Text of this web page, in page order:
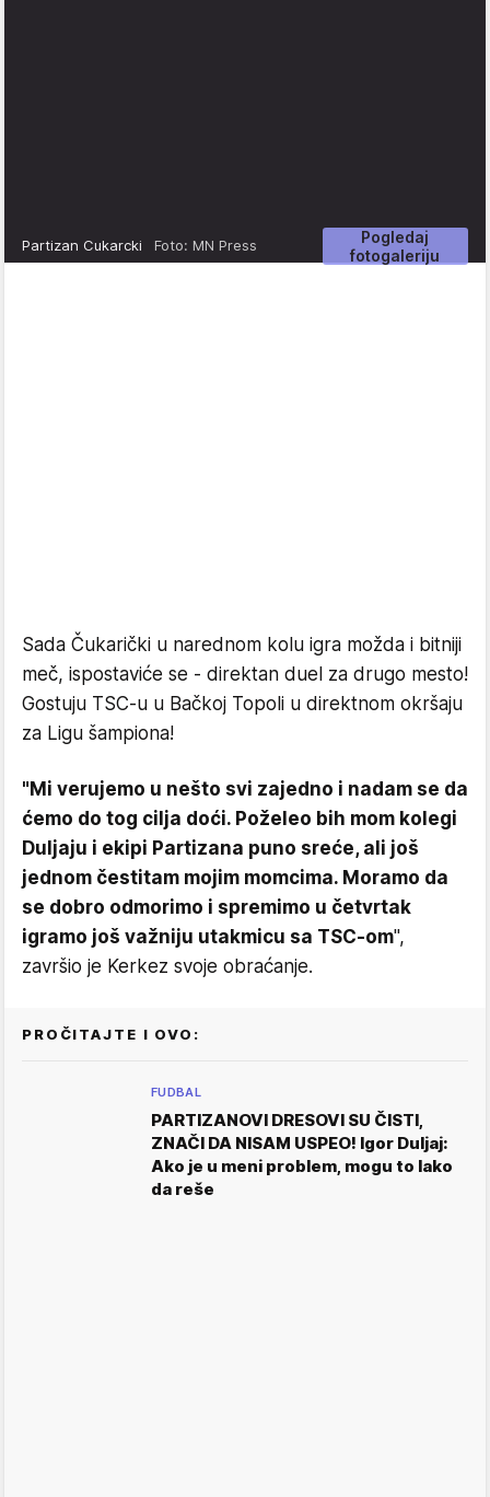
Pogledaj
fotogaleriju
Partizan Cukarcki Foto: MN Press
Sada Čukarički u narednom kolu igra možda i bitniji
meč, ispostaviće se - direktan duel za drugo mesto!
Gostuju TSC-u u Bačkoj Topoli u direktnom okršaju
za Ligu šampiona!
"Mi verujemo u nešto svi zajedno i nadam se da
ćemo do tog cilja doći. Poželeo bih mom kolegi
Duljaju i ekipi Partizana puno sreće, ali još
jednom čestitam mojim momcima. Moramo da
se dobro odmorimo i spremimo u četvrtak
igramo još važniju utakmicu sa TSC-om",
završio je Kerkez svoje obraćanje.
PROČITAJTE I OVO:
FUDBAL
PARTIZANOVI DRESOVI SU ČISTI,
ZNAČI DA NISAM USPEO! Igor Duljaj:
Ako je u meni problem, mogu to lako
da reše